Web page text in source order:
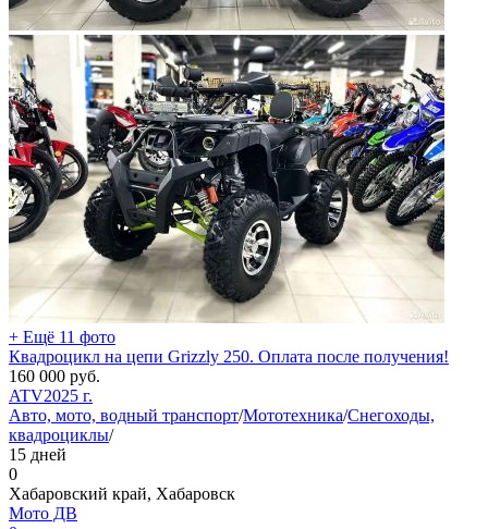
+ Ещё 11 фото
Квадроцикл на цепи Grizzly 250. Оплата после получения!
160 000 руб.
ATV2025 г.
Авто, мото, водный транспорт/Мототехника/Снегоходы,
квадроциклы/
15 дней
0
Хабаровский край, Хабаровск
Мото ДВ